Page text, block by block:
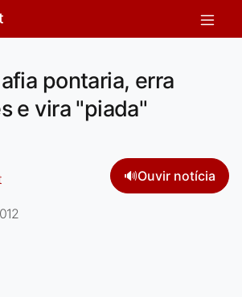
pontaria, erra
e vira "piada"
🔊Ouvir notícia